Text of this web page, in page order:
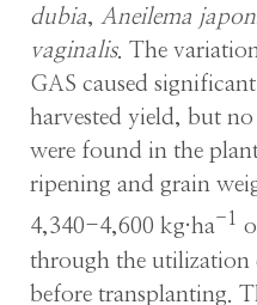
dubia, Aneilema
vaginalis. The
GAS caused
harvested yield, but
were found in the
ripening and grain
4,340-4,600 kg·ha-1
through the utilization
before transplanting.